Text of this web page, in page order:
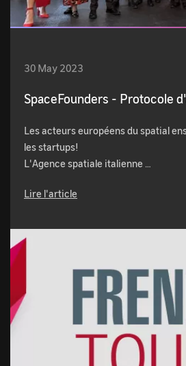
30 May 2023
SpaceFounders - Protocole
Les acteurs européens du spatial
les startups!
L'Agence spatiale italienne …
Lire l'article